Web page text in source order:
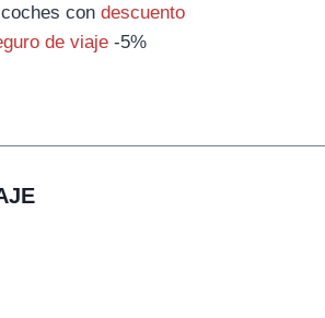
con descuento
de viaje -5%